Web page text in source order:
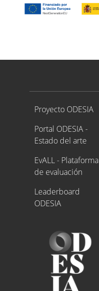
Proyecto ODESIA
Proyecto ODESIA
Portal ODESIA -
Estado del arte
EvALL - Plataforma
de evaluación
Leaderboard
ODESIA